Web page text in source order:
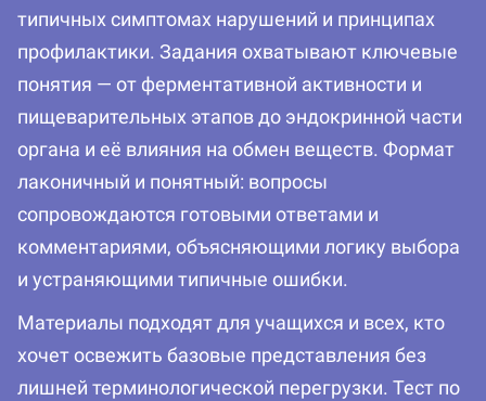
типичных симптомах нарушений и принципах
профилактики. Задания охватывают ключевые
понятия — от ферментативной активности и
пищеварительных этапов до эндокринной части
органа и её влияния на обмен веществ. Формат
лаконичный и понятный: вопросы
сопровождаются готовыми ответами и
комментариями, объясняющими логику выбора
и устраняющими типичные ошибки.
Материалы подходят для учащихся и всех, кто
хочет освежить базовые представления без
лишней терминологической перегрузки. Тест по